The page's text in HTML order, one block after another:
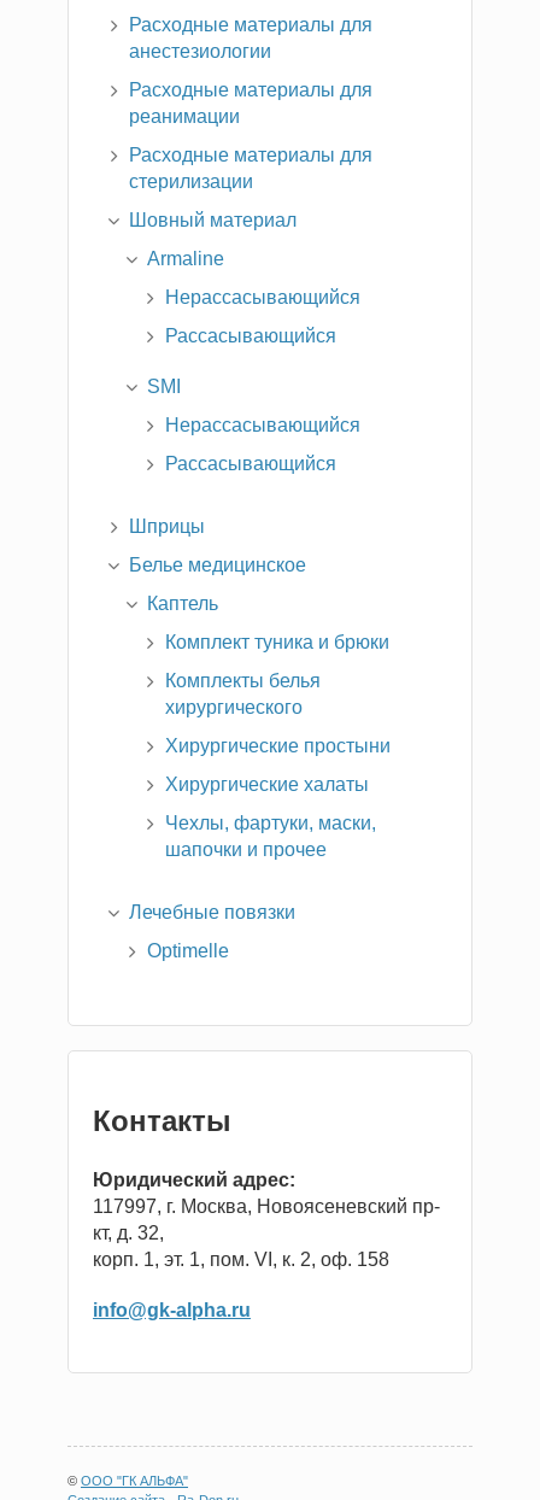
Расходные материалы для
анестезиологии
Расходные материалы для
реанимации
Расходные материалы для
стерилизации
Шовный материал
Armaline
Нерассасывающийся
Рассасывающийся
SMI
Нерассасывающийся
Рассасывающийся
Шприцы
Белье медицинское
Каптель
Комплект туника и брюки
Комплекты белья
хирургического
Хирургические простыни
Хирургические халаты
Чехлы, фартуки, маски,
шапочки и прочее
Лечебные повязки
Optimelle
Контакты
Юридический адрес:
117997, г. Москва, Новоясеневский пр-
кт, д. 32,
корп. 1, эт. 1, пом. VI, к. 2, оф. 158
info@gk-alpha.ru
© ООО "ГК АЛЬФА"